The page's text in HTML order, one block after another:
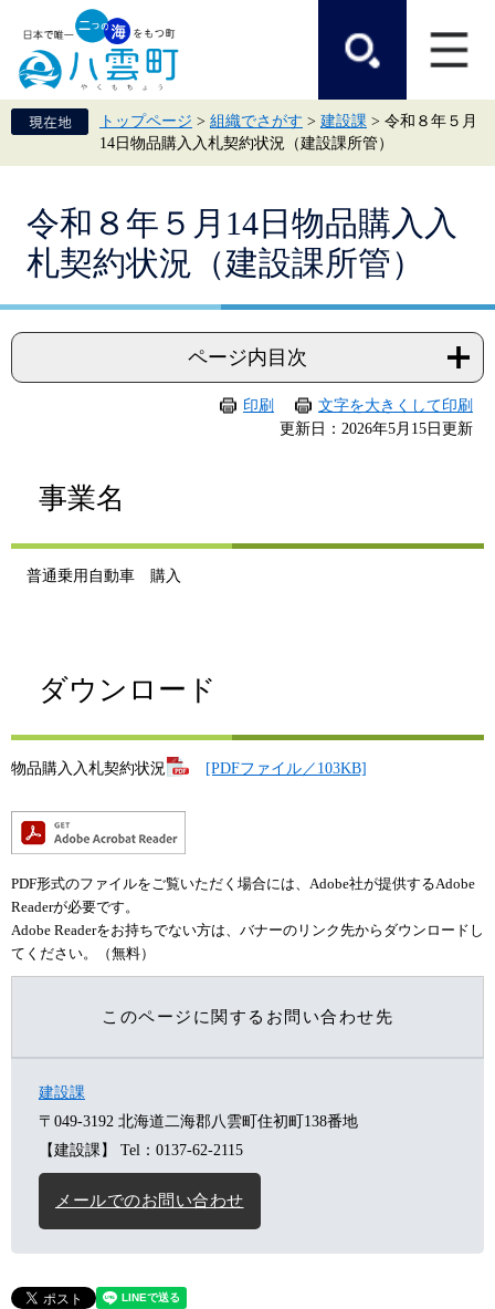
頭
で
飛
ば
て
トップページ > 組織でさがす > 建設課 > 令和８年５月
14日物品購入入札契約状況（建設課所管）
令和８年５月14日物品購入入
札契約状況（建設課所管）
ページ内目次
印刷
文字を大きくして印刷
更新日：2026年5月15日更新
事業名
普通乗用自動車 購入
ダウンロード
物品購入入札契約状況 [PDFファイル／103KB]
PDF形式のファイルをご覧いただく場合には、Adobe社が提供するAdobe
Readerが必要です。
Adobe Readerをお持ちでない方は、バナーのリンク先からダウンロードし
てください。（無料）
このページに関するお問い合わせ先
建設課
〒049-3192 北海道二海郡八雲町住初町138番地
【建設課】
Tel：0137-62-2115
メールでのお問い合わせ